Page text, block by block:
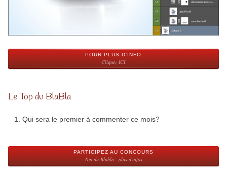
POUR PLUS D'INFO
Cliquez ICI
Le Top du BlaBla
Qui sera le premier à commenter ce mois?
PARTICIPEZ AU CONCOURS
Top du Blabla - plus d'infos